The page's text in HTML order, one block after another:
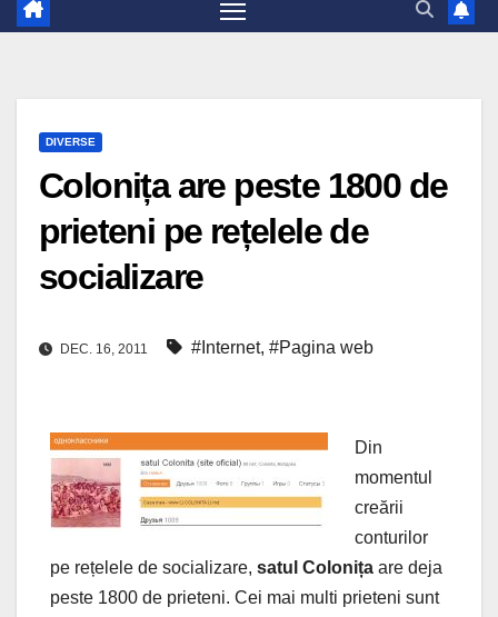
DIVERSE
Colonița are peste 1800 de
prieteni pe rețelele de
socializare
DEC. 16, 2011 #Internet, #Pagina web
Din
momentul
creării
conturilor
pe rețelele de socializare, satul Colonița are deja
peste 1800 de prieteni. Cei mai multi prieteni sunt